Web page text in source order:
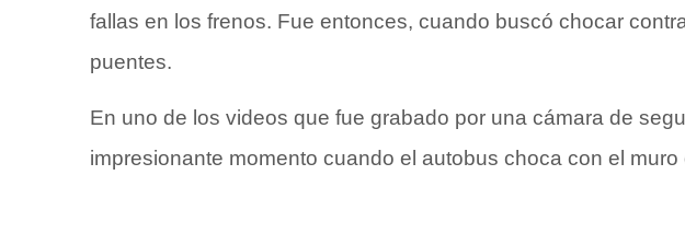
fallas en los frenos. Fue entonces, cuando buscó chocar
puentes.
En uno de los videos que fue grabado por una cámara de
impresionante momento cuando el autobus choca con el